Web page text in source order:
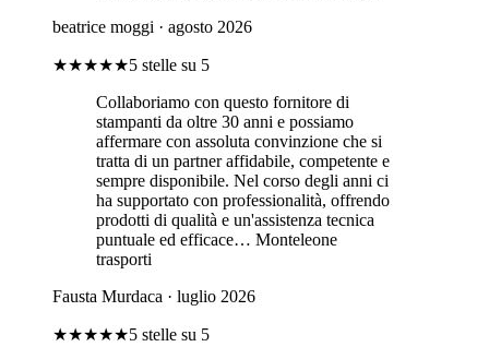
beatrice moggi · agosto 2026
★★★★★5 stelle su 5
Collaboriamo con questo fornitore di
stampanti da oltre 30 anni e possiamo
affermare con assoluta convinzione che si
tratta di un partner affidabile, competente e
sempre disponibile. Nel corso degli anni ci
ha supportato con professionalità, offrendo
prodotti di qualità e un'assistenza tecnica
puntuale ed efficace… Monteleone
trasporti
Fausta Murdaca · luglio 2026
★★★★★5 stelle su 5